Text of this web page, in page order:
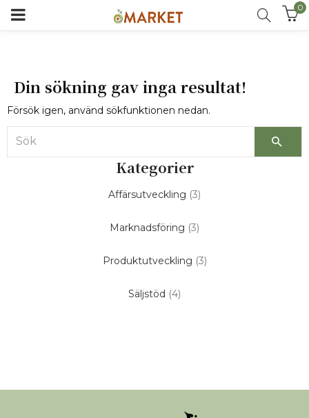
0
Din sökning gav inga resultat!
Försök igen, använd sökfunktionen nedan.
Kategorier
Affärsutveckling (3)
Marknadsföring (3)
Produktutveckling (3)
Säljstöd (4)